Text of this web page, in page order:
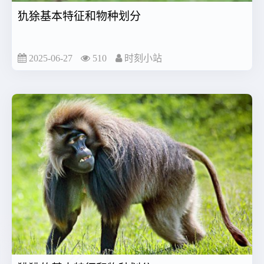
犰狳基本特征和物种划分
2025-06-27 510 时刻小站